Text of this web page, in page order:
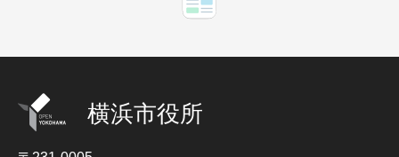
横浜市役所